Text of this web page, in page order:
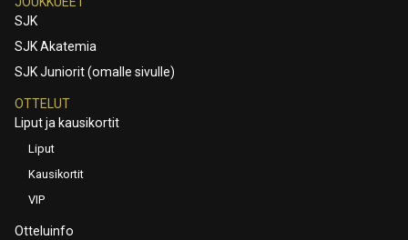
SJK
SJK Akatemia
SJK Juniorit (omalle sivulle)
OTTELUT
Liput ja kausikortit
Liput
Kausikortit
VIP
Otteluinfo